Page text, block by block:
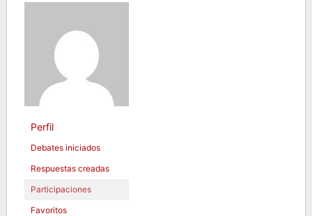
Perfil
Debates iniciados
Respuestas creadas
Participaciones
Favoritos